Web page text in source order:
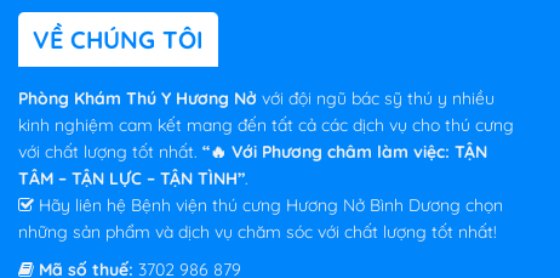
VỀ CHÚNG TÔI
Phòng Khám Thú Y Hương Nở với đội ngũ bác sỹ thú y nhiều
kinh nghiệm cam kết mang đến tất cả các dịch vụ cho thú cưng
với chất lượng tốt nhất. “🔥 Với Phương châm làm việc: TẬN
TÂM – TẬN LỰC – TẬN TÌNH”.
Hãy liên hệ Bệnh viện thú cưng Hương Nở Bình Dương chọn
những sản phẩm và dịch vụ chăm sóc với chất lượng tốt nhất!
Mã số thuế: 3702 986 879